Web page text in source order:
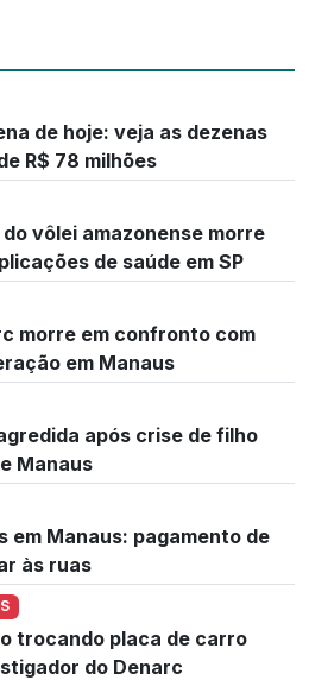
de hoje: veja as dezenas
R$ 78 milhões
vôlei amazonense morre
de saúde em SP
morre em confronto com
em Manaus
após crise de filho
Manaus
em Manaus: pagamento de
às ruas
trocando placa de carro
do Denarc